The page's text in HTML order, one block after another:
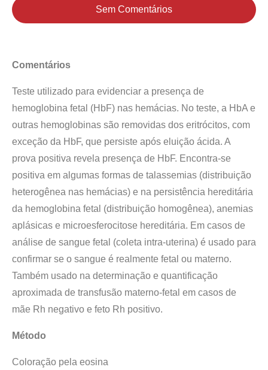
Sem Comentários
Comentários
Teste utilizado para evidenciar a presença de
hemoglobina fetal (HbF) nas hemácias. No teste, a HbA e
outras hemoglobinas são removidas dos eritrócitos, com
exceção da HbF, que persiste após eluição ácida. A
prova positiva revela presença de HbF. Encontra-se
positiva em algumas formas de talassemias (distribuição
heterogênea nas hemácias) e na persistência hereditária
da hemoglobina fetal (distribuição homogênea), anemias
aplásicas e microesferocitose hereditária. Em casos de
análise de sangue fetal (coleta intra-uterina) é usado para
confirmar se o sangue é realmente fetal ou materno.
Também usado na determinação e quantificação
aproximada de transfusão materno-fetal em casos de
mãe Rh negativo e feto Rh positivo.
Método
Coloração pela eosina